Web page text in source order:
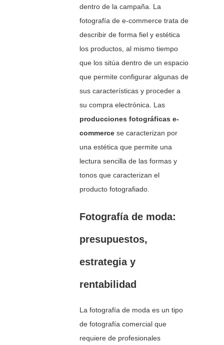
dentro de la campaña. La
fotografía de e-commerce trata de
describir de forma fiel y estética
los productos, al mismo tiempo
que los sitúa dentro de un espacio
que permite configurar algunas de
sus características y proceder a
su compra electrónica. Las
producciones fotográficas e-
commerce se caracterizan por
una estética que permite una
lectura sencilla de las formas y
tonos que caracterizan el
producto fotografiado.
Fotografía de moda:
presupuestos,
estrategia y
rentabilidad
La fotografía de moda es un tipo
de fotografía comercial que
requiere de profesionales